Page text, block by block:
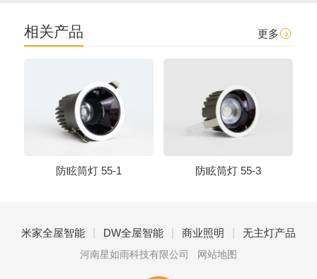
相关产品 更多
防眩筒灯 55-1 防眩筒灯 55-3
米家全屋智能 | DW全屋智能 | 商业照明 | 无主灯产品
河南星如雨科技有限公司 网站地图